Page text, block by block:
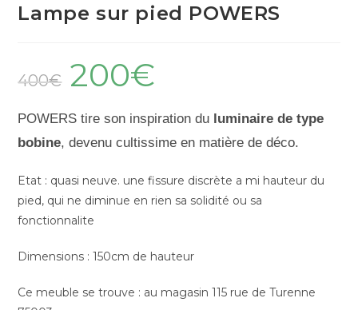
Lampe sur pied POWERS
400€ 200€
POWERS tire son inspiration du luminaire de type
bobine, devenu cultissime en matière de déco.
Etat : quasi neuve. une fissure discrète a mi hauteur du
pied, qui ne diminue en rien sa solidité ou sa
fonctionnalite
Dimensions : 150cm de hauteur
Ce meuble se trouve : au magasin 115 rue de Turenne